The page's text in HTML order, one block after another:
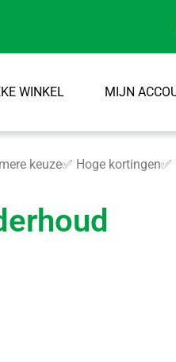
WINKEL MIJN
keuze✅ Hoge kortingen✅